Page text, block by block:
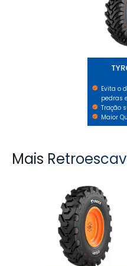
Evita o
pedras
Tração
Maior
Mais